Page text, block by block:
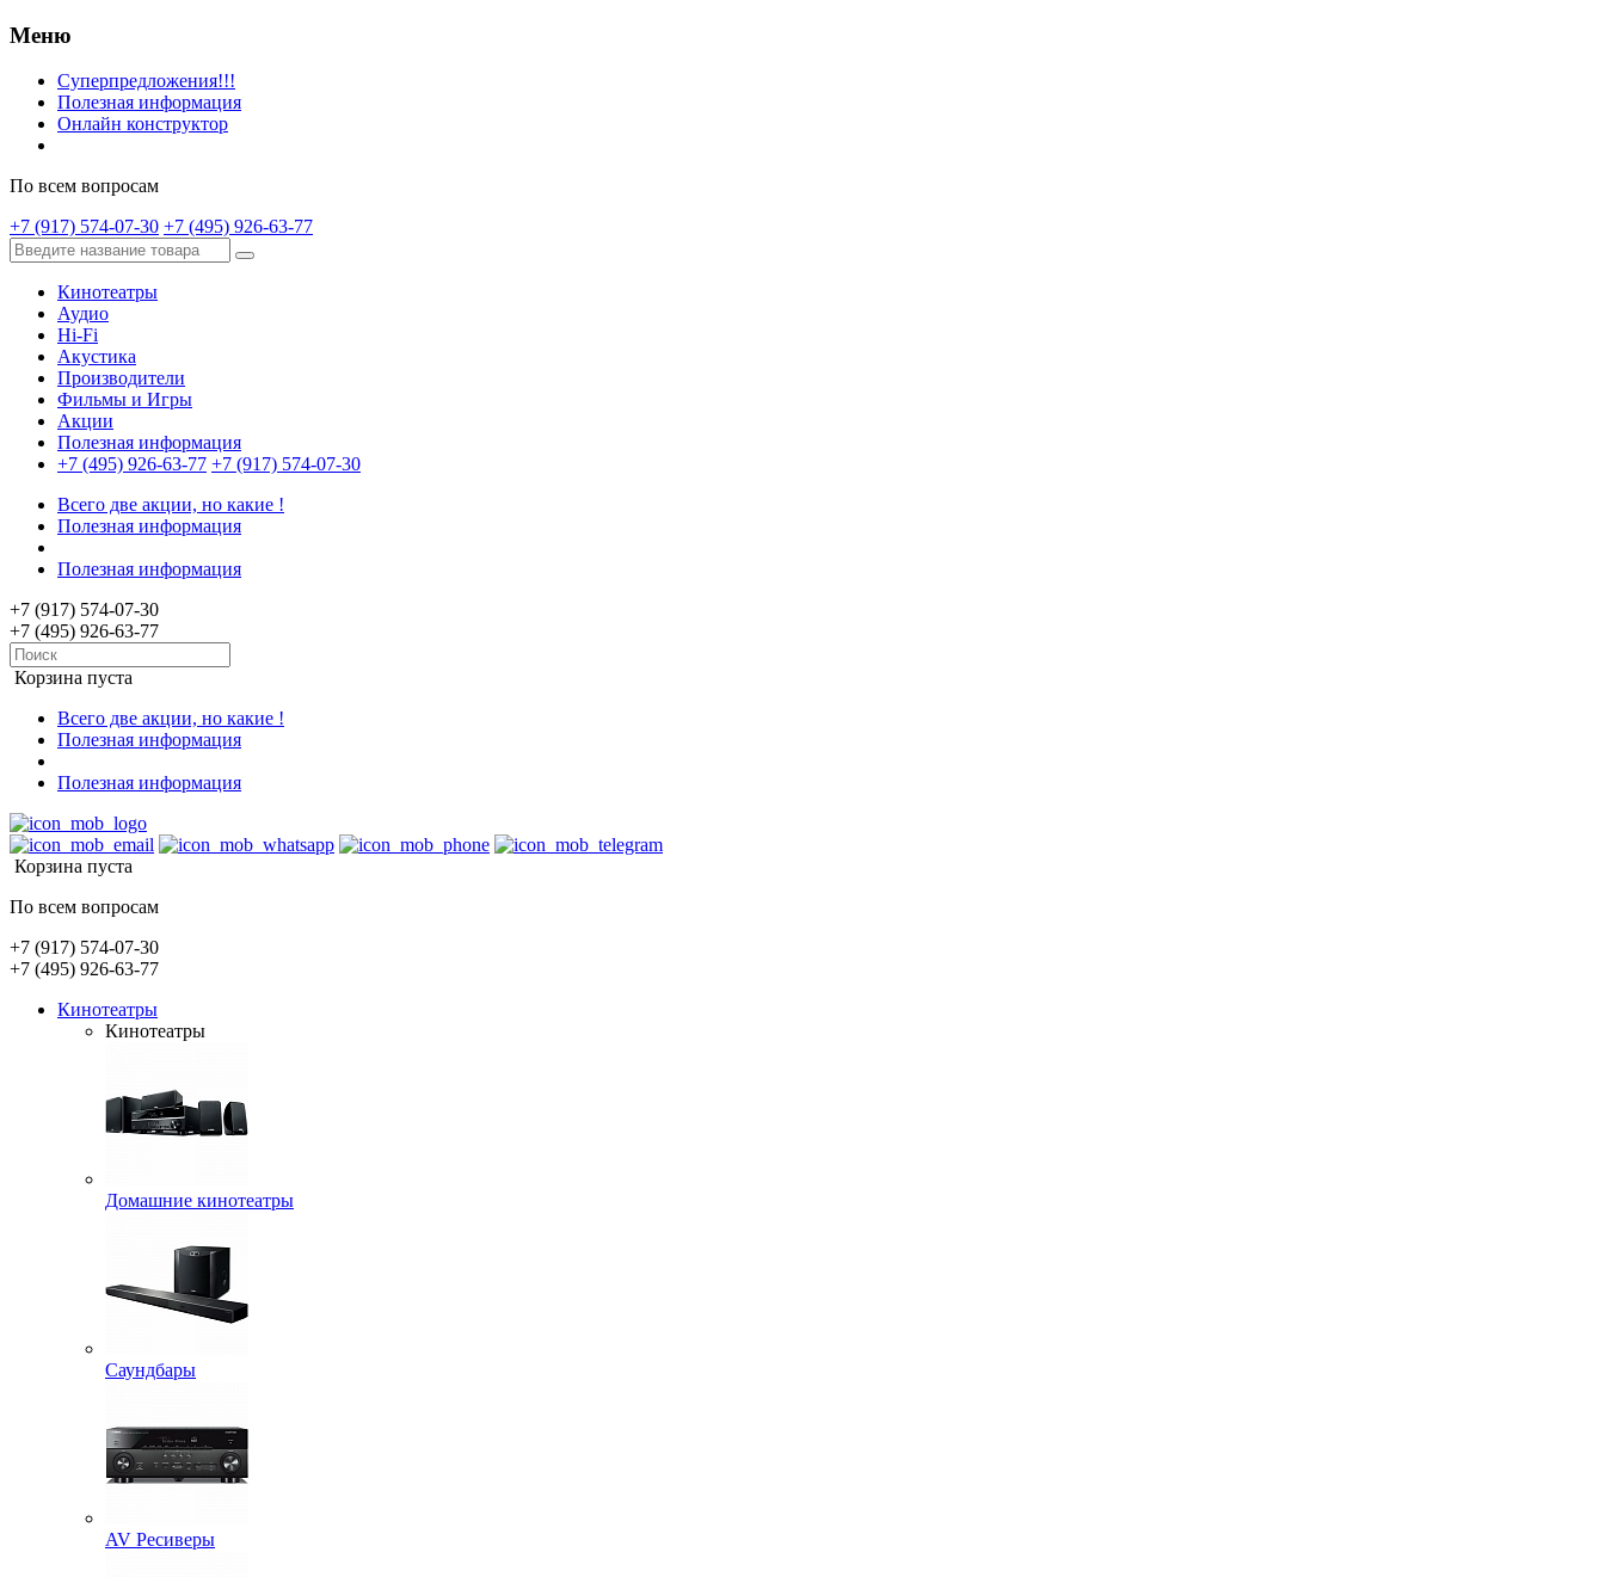
Меню
Суперпредложения!!!
Полезная информация
Онлайн конструктор
По всем вопросам
+7 (917) 574-07-30 +7 (495) 926-63-77
Кинотеатры
Аудио
Hi-Fi
Акустика
Производители
Фильмы и Игры
Акции
Полезная информация
+7 (495) 926-63-77 +7 (917) 574-07-30
Всего две акции, но какие !
Полезная информация
Полезная информация
+7 (917) 574-07-30
+7 (495) 926-63-77
Корзина пуста
Всего две акции, но какие !
Полезная информация
Полезная информация
Корзина пуста
По всем вопросам
+7 (917) 574-07-30
+7 (495) 926-63-77
Кинотеатры
Кинотеатры
Домашние кинотеатры
Саундбары
AV Ресиверы